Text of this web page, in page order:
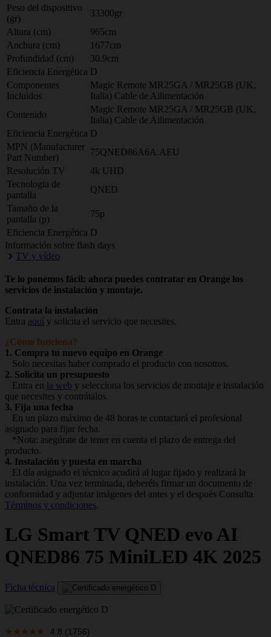
Peso del dispositivo
(gr)
33300gr
Altura (cm)
965cm
Anchura (cm)
1677cm
Profundidad (cm)
30.9cm
Eficiencia Energética D
Componentes
Incluidos
Magic Remote MR25GA / MR25GB (UK,
Italia) Cable de Ailimentación
Contenido
Magic Remote MR25GA / MR25GB (UK,
Italia) Cable de Ailimentación
Eficiencia Energética D
MPN (Manufacturer
Part Number)
75QNED86A6A.AEU
Resolución TV
4k UHD
Tecnologia de
pantalla
QNED
Tamaño de la
pantalla (p)
75p
Eficiencia Energética D
Información sobre flash days
TV y vídeo
Te lo ponemos fácil: ahora puedes contratar en Orange los
servicios de instalación y montaje.
Contrata la instalación
Entra aquí y solicita el servicio que necesites.
¿Cómo funciona?
1. Compra tu nuevo equipo en Orange
Solo necesitas haber comprado el producto con nosotros.
2. Solicita un presupuesto
Entra en la web y selecciona los servicios de montaje e instalación
que necesites y contrátalos.
3. Fija una fecha
En un plazo máximo de 48 horas te contactará el profesional
asignado para fijar fecha.
*Nota: asegúrate de tener en cuenta el plazo de entrega del
producto.
4. Instalación y puesta en marcha
El día asignado el técnico acudirá al lugar fijado y realizará la
instalación. Una vez terminada, deberéis firmar un documento de
conformidad y adjuntar imágenes del antes y el después Consulta
Términos y condiciones.
LG Smart TV QNED evo AI
QNED86 75 MiniLED 4K 2025
Ficha técnica
4.8 (1756)